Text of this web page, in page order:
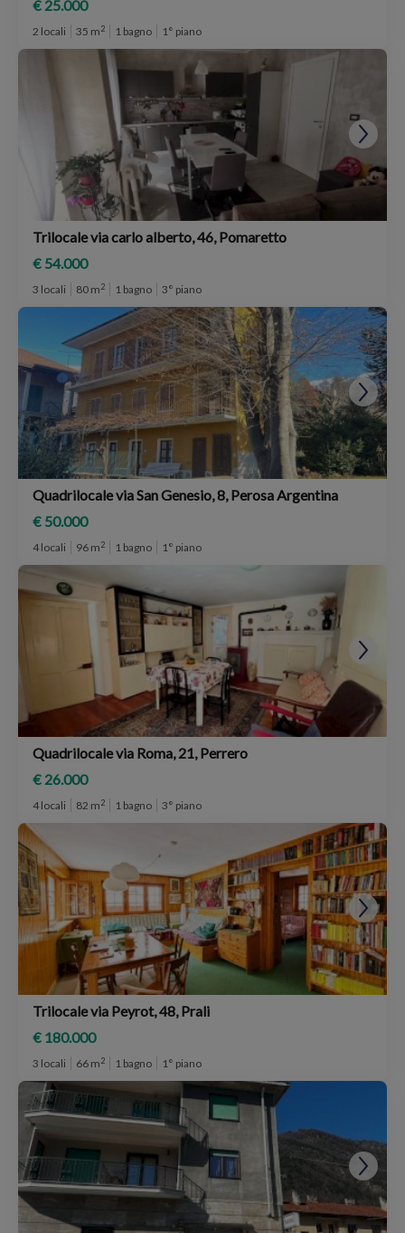
€ 25.000
2 locali 35 m2 1 bagno 1° piano
Trilocale via carlo alberto, 46, Pomaretto
€ 54.000
3 locali 80 m2 1 bagno 3° piano
Quadrilocale via San Genesio, 8, Perosa Argentina
€ 50.000
4 locali 96 m2 1 bagno 1° piano
Quadrilocale via Roma, 21, Perrero
€ 26.000
4 locali 82 m2 1 bagno 3° piano
Trilocale via Peyrot, 48, Prali
€ 180.000
3 locali 66 m2 1 bagno 1° piano